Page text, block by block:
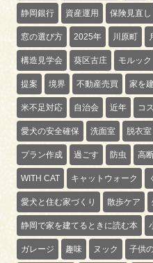
静岡銀行 資産運用 保険見直し
窓の選び方 2025年 川原町
構造見学会 葵区古庄 モルック
提案 境界 不動産売買 家を
米不足対応 自治会 近年 コ
愛犬の安全確保 洗面室 脱衣室
プラン作成 過ごす 防虫 高
WITH CAT キャットウォーク
愛犬と住む家づくり 散歩ケア
静岡で家を建てるときに読む本
ガレージ 趣味 ヌック 子供